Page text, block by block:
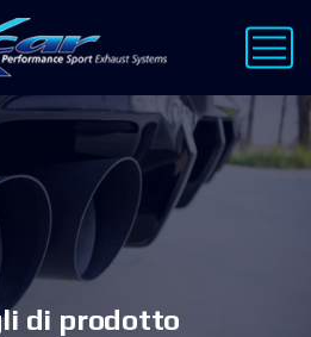
di prodotto